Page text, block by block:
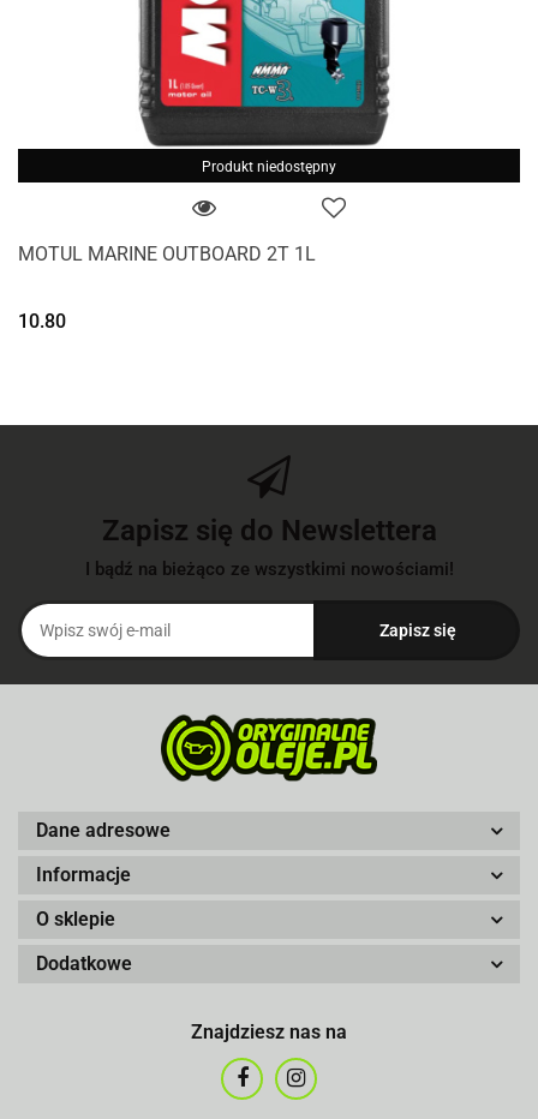
Produkt niedostępny
MOTUL MARINE OUTBOARD 2T 1L
10.80
Zapisz się do Newslettera
I bądź na bieżąco ze wszystkimi nowościami!
Dane adresowe
Informacje
O sklepie
Dodatkowe
Znajdziesz nas na